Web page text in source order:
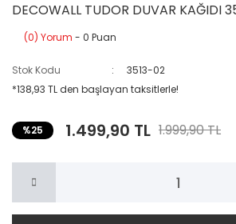
DECOWALL TUDOR DUVAR KAĞIDI
(0) Yorum - 0 Puan
Stok Kodu
3513-02
*138,93 TL den başlayan taksitlerle!
%25 1.499,90 TL 1.999,90 TL